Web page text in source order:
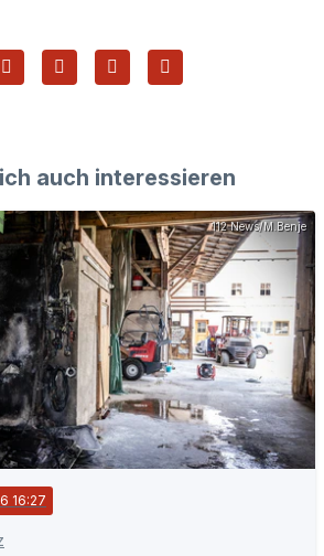
auch interessieren
112 News/M.Benje
16:27